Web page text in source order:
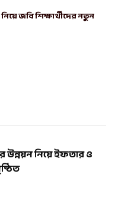
জবি শিক্ষার্থীদের নতুন
উন্নয়ন নিয়ে ইফতার ও